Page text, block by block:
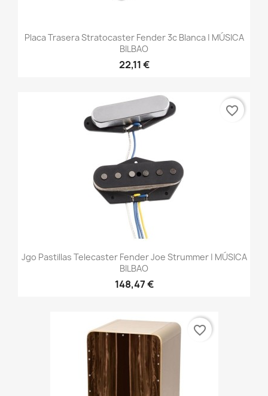
Placa Trasera Stratocaster Fender 3c Blanca | MÚSICA
BILBAO
22,11 €
Jgo Pastillas Telecaster Fender Joe Strummer | MÚSICA
BILBAO
148,47 €
favorite_border
favorite_border